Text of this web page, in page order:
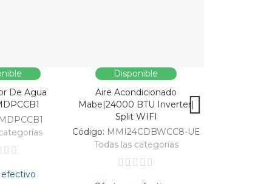
De Agua
Disponible
Aire Acondicionado
Mabe|24000 BTU Inverter|
Split WIFI
Código: MMI24CDBWCC8-UE
Todas las categorías